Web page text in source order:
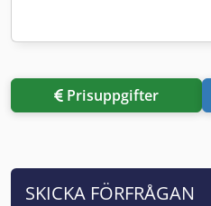
Prisuppgifter
SKICKA FÖRFRÅGAN